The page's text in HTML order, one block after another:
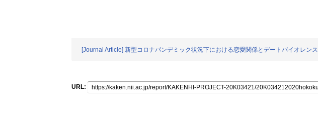
[Journal Article] 新型コロナパンデミック状況下における恋愛関係とデートバイオレンス
URL: